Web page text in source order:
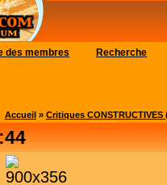
des membres Recherche
Accueil » Critiques